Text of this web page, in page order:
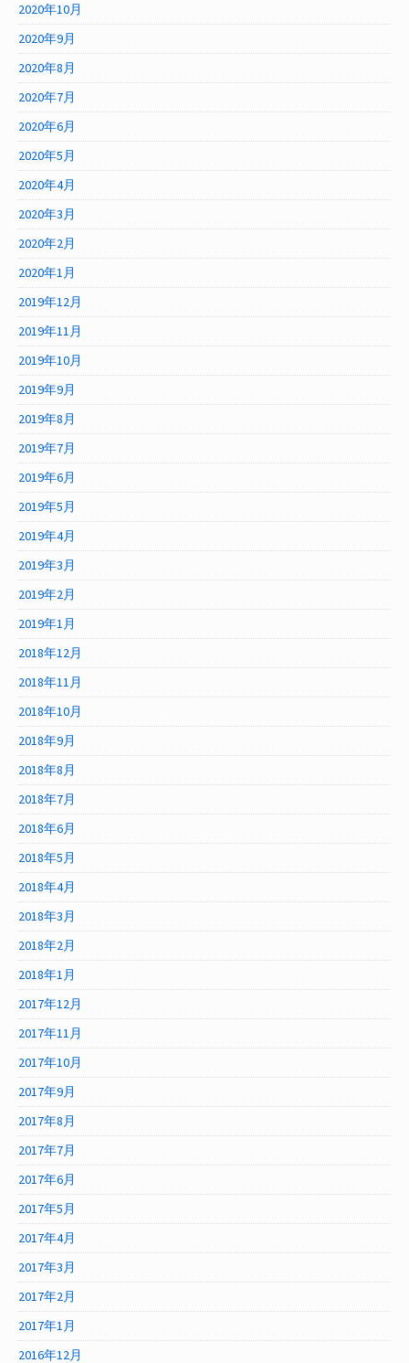
2020年10月
2020年9月
2020年8月
2020年7月
2020年6月
2020年5月
2020年4月
2020年3月
2020年2月
2020年1月
2019年12月
2019年11月
2019年10月
2019年9月
2019年8月
2019年7月
2019年6月
2019年5月
2019年4月
2019年3月
2019年2月
2019年1月
2018年12月
2018年11月
2018年10月
2018年9月
2018年8月
2018年7月
2018年6月
2018年5月
2018年4月
2018年3月
2018年2月
2018年1月
2017年12月
2017年11月
2017年10月
2017年9月
2017年8月
2017年7月
2017年6月
2017年5月
2017年4月
2017年3月
2017年2月
2017年1月
2016年12月